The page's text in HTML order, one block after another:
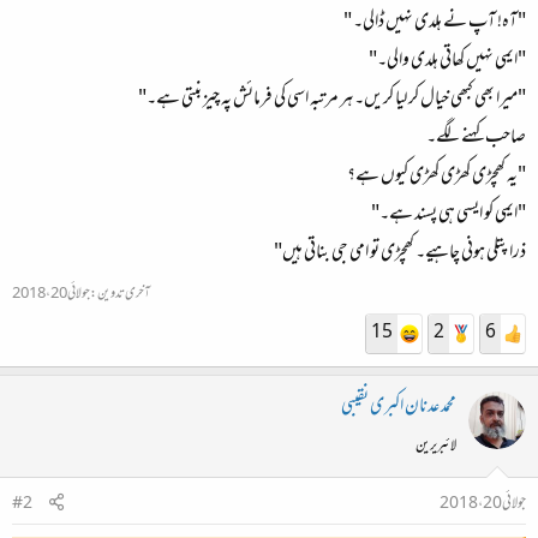
"آہ! آپ نے ہلدی نہیں ڈالی۔ "
"ایمی نہیں کھاتی ہلدی والی۔"
"میرا بھی کبھی خیال کر لیا کریں۔ ہر مرتبہ اسی کی فرمائش پہ چیز بنتی ہے۔"
صاحب کہنے لگے۔
"یہ کھچڑی کھڑی کھڑی کیوں ہے؟
"ایمی کو ایسی ہی پسند ہے۔"
ذرا پتلی ہونی چاہیے۔ کھچڑی تو امی جی بناتی ہیں"
آخری تدوین:جولائی 20، 2018
6
2
15
محمد عدنان اکبری نقیبی
لائبریرین
جولائی 20، 2018
#2